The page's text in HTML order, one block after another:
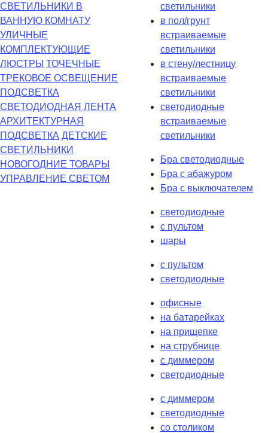
СВЕТИЛЬНИКИ В
ВАННУЮ КОМНАТУ
УЛИЧНЫЕ
КОМПЛЕКТУЮЩИЕ
ЛЮСТРЫ ТОЧЕЧНЫЕ
ТРЕКОВОЕ ОСВЕЩЕНИЕ
ПОДСВЕТКА
СВЕТОДИОДНАЯ ЛЕНТА
АРХИТЕКТУРНАЯ
ПОДСВЕТКА ДЕТСКИЕ
СВЕТИЛЬНИКИ
НОВОГОДНИЕ ТОВАРЫ
УПРАВЛЕНИЕ СВЕТОМ
светильники
в пол/грунт
встраиваемые
светильники
в стену/лестницу
встраиваемые
светильники
светодиодные
встраиваемые
светильники
Бра светодиодные
Бра с абажуром
Бра с выключателем
светодиодные
с пультом
шары
с пультом
светодиодные
офисные
на батарейках
на прищепке
на струбнице
с диммером
светодиодные
с диммером
светодиодные
со столиком